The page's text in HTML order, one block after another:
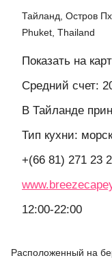
Тайланд, Остров
Phuket, Thailand
Показать на
Средний счет:
В Тайланде
Тип кухни:
+(66 81) 271 23
12:00-22:00
Расположенный на